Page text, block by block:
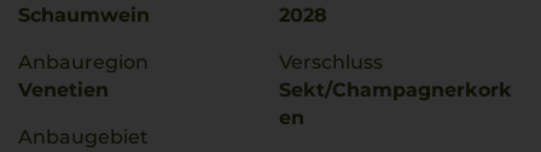
Schaumwein
Anbauregion
Venetien
Anbaugebiet
2028
Verschluss
Sekt/Champagnerkork
en